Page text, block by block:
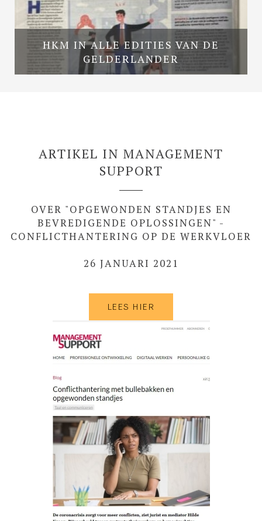
HKM IN ALLE EDITIES VAN DE
GELDERLANDER
ARTIKEL IN MANAGEMENT
SUPPORT
OVER "OPGEWONDEN STANDJES EN
BEVREDIGENDE OPLOSSINGEN" -
CONFLICTHANTERING OP DE WERKVLOER
26 JANUARI 2021
LEES HIER